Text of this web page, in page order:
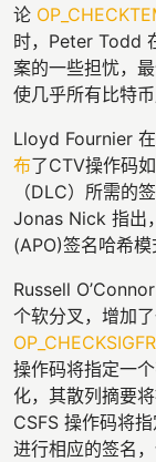
论
时，Peter Todd
案的一些担忧，
使几乎所有比特币
Lloyd Fournier
布了CTV操作码
（DLC）所需的
Jonas Nick 指出
(APO)签名哈希模
Russell O’Connor
个软分叉，增加
操作码将指定一
化，其散列摘要
CSFS 操作码将
进行相应的签名